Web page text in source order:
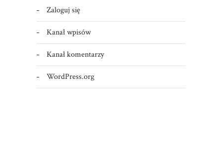
Zaloguj się
Kanał wpisów
Kanał komentarzy
WordPress.org